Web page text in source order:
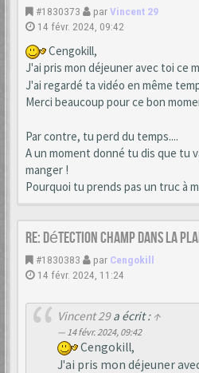
#1830373 parVincent 29
14 févr. 2024, 09:42
Cengokill,
J'ai pris mon déjeuner avec toi ce
J'ai regardé ta vidéo en même
Merci beaucoup pour ce bon
Par contre, tu perd du temps....
A un moment donné tu dis que tu
manger !
Pourquoi tu prends pas un truc à
Re: Détection champ dans la
#1830383 par Cengokill
14 févr. 2024, 11:24
Vincent 29a écrit : ↑
14 févr. 2024, 09:42
Cengokill,
J'ai pris mon déjeuner